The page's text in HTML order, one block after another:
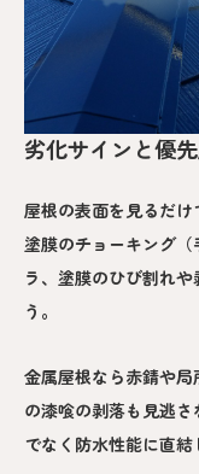
劣化サインと優
屋根の表面を見るだけ
塗膜のチョーキング
ラ、塗膜のひび割れ
う。
金属屋根なら赤錆や
の漆喰の剥落も見逃
でなく防水性能に直結